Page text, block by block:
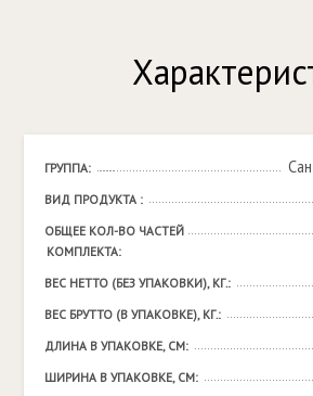
ГРУППА:
ВИД ПРОДУКТА :
ОБЩЕЕ КОЛ-ВО ЧАСТЕЙ
КОМПЛЕКТА:
ВЕС НЕТТО (БЕЗ УПАКОВКИ), КГ.:
ВЕС БРУТТО (В УПАКОВКЕ), КГ.:
ДЛИНА В УПАКОВКЕ, СМ:
ШИРИНА В УПАКОВКЕ, СМ: